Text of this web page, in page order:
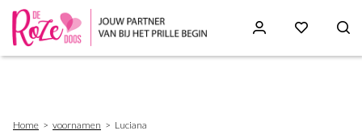
Home voornamen Luciana